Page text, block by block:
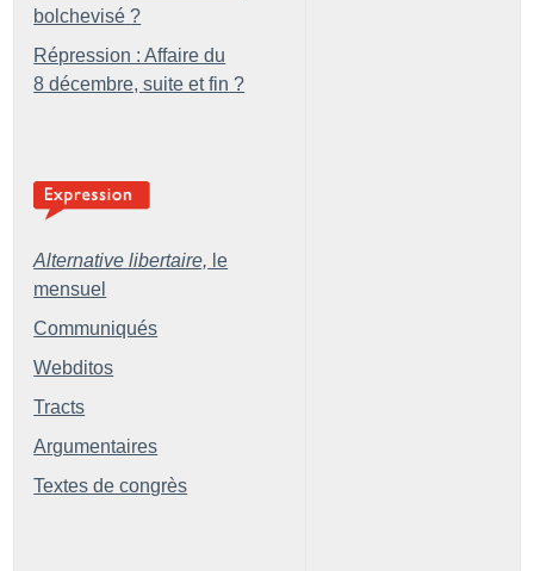
bolchevisé ?
Répression : Affaire du
8 décembre, suite et fin ?
Alternative libertaire, le
mensuel
Communiqués
Webditos
Tracts
Argumentaires
Textes de congrès